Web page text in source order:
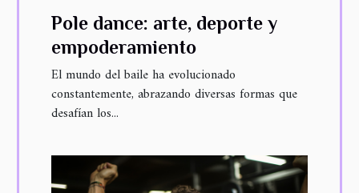
Pole dance: arte, deporte y
empoderamiento
El mundo del baile ha evolucionado
constantemente, abrazando diversas formas que
desafían los...